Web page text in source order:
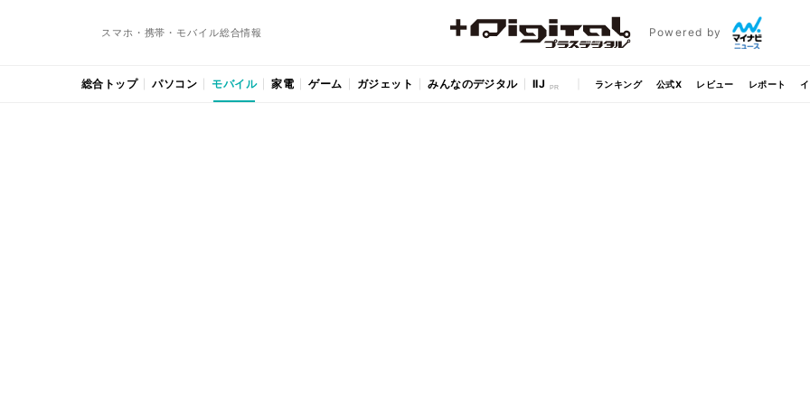
スマホ・携帯・モバイル総合情報 Powered by
総合トップ パソコン モバイル 家電 ゲーム ガジェット みんなのデジタル IIJ ランキング 公式X レビュー レポート